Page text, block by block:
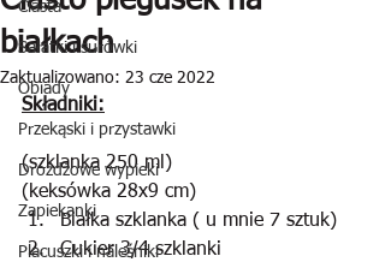
Ciasta
Sałatki i surówki
Obiady
Przekąski i przystawki
Drożdżowe wypieki
Zapiekanki
Placuszki i naleśniki
białkach
Zaktualizowano: 23 cze 2022
Składniki:
(szklanka 250 ml)
(keksówka 28x9 cm)
Białka szklanka ( u mnie 7 sztuk)
Cukier 3/4 szklanki